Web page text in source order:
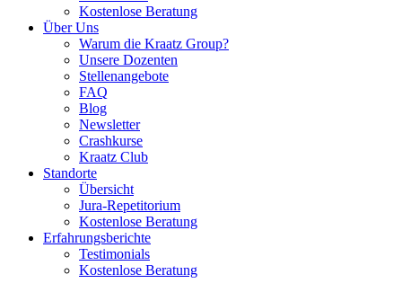
Kostenlose Beratung
Über Uns
Warum die Kraatz Group?
Unsere Dozenten
Stellenangebote
FAQ
Blog
Newsletter
Crashkurse
Kraatz Club
Standorte
Übersicht
Jura-Repetitorium
Kostenlose Beratung
Erfahrungsberichte
Testimonials
Kostenlose Beratung